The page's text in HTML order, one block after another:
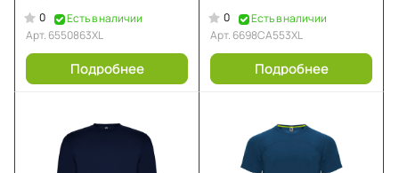
0
Есть в наличии
Арт. 6550863XL
Подробнее
0
Есть в наличии
Арт. 6698CA553XL
Подробнее